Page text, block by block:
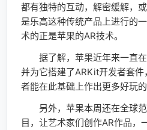
都有独特的互动，解密缓解，
是乐高这种传统产品上进行的
术的正是苹果的AR技术。
据了解，苹果近年来一直在
并为它搭建了ARKit开发者套
者能在此基础上作出更多好玩的
另外，苹果本周还在全球范
目，让艺术家们创作AR作品，